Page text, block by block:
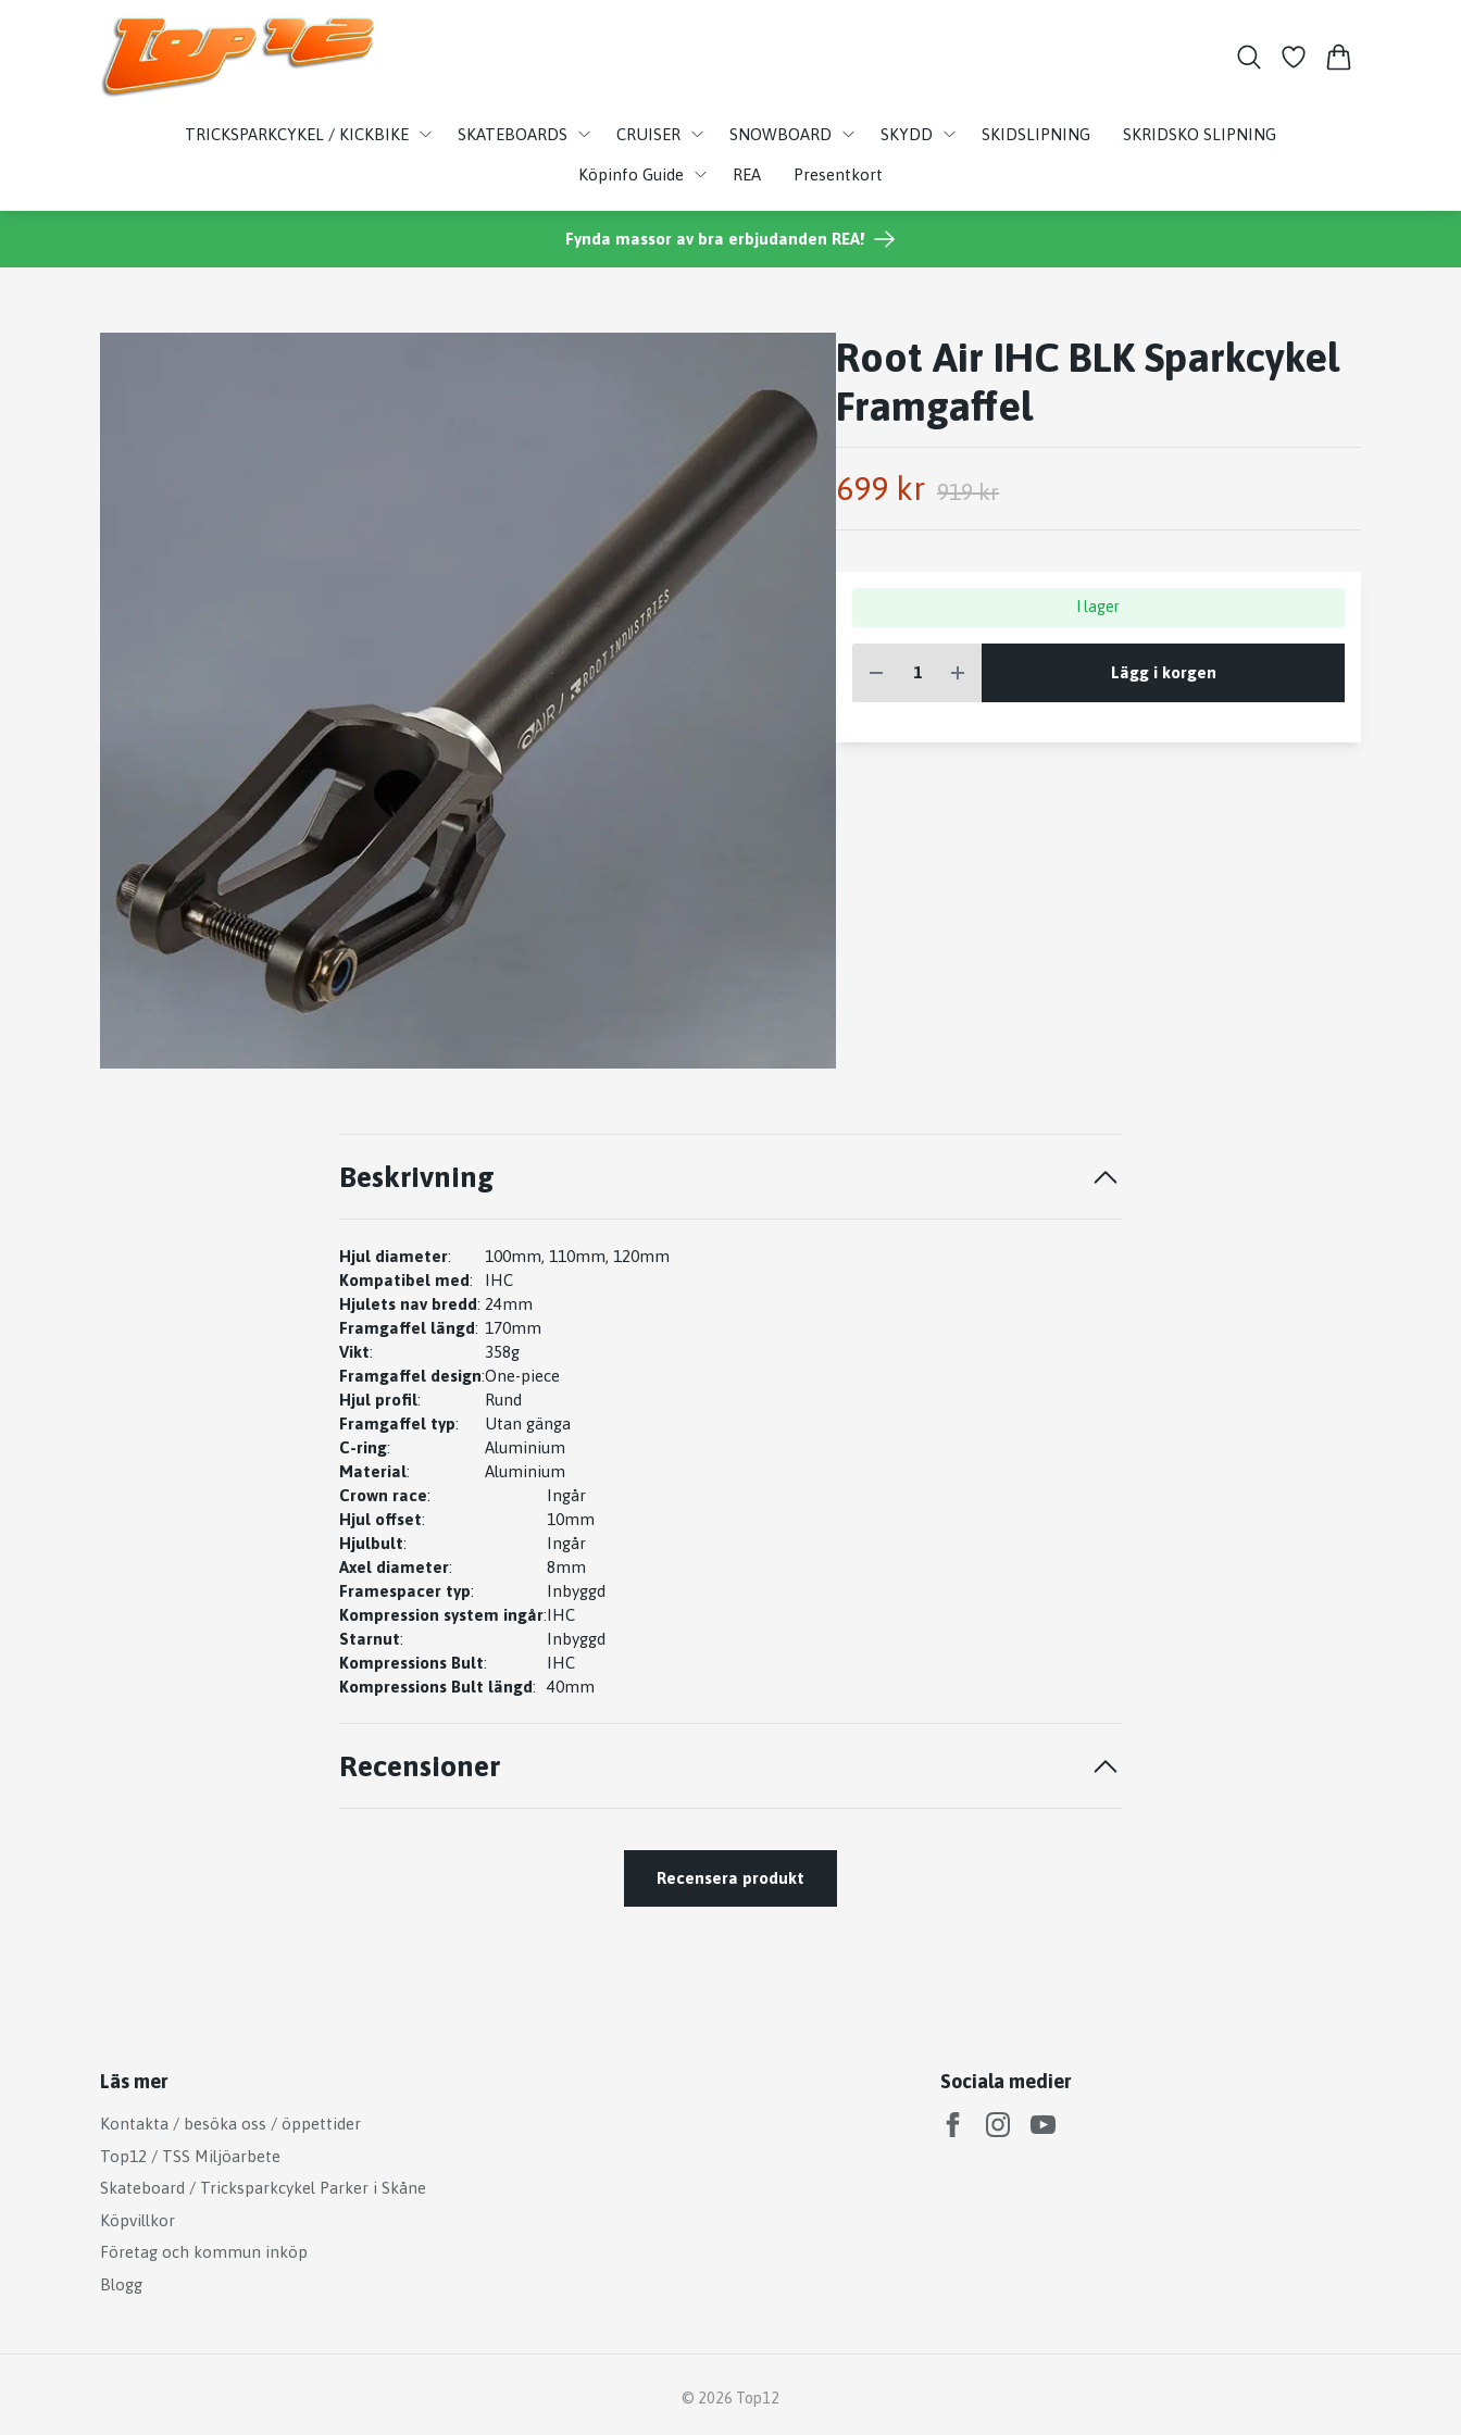
TRICKSPARKCYKEL / KICKBIKE SKATEBOARDS CRUISER SNOWBOARD SKYDD SKIDSLIPNING SKRIDSKO SLIPNING
Köpinfo Guide REA Presentkort
Fynda massor av bra erbjudanden REA!
Root Air IHC BLK Sparkcykel
Framgaffel
699 kr 919 kr
I lager
Lägg i korgen
Beskrivning
Hjul diameter:
100mm, 110mm, 120mm
Kompatibel med:
IHC
Hjulets nav bredd: 24mm
Framgaffel längd: 170mm
Vikt:
358g
Framgaffel design:One-piece
Hjul profil:
Rund
Framgaffel typ:
Utan gänga
C-ring:
Aluminium
Material:
Aluminium
Crown race:
Ingår
Hjul offset:
10mm
Hjulbult:
Ingår
Axel diameter:
8mm
Framespacer typ:
Inbyggd
Kompression system ingår:IHC
Starnut:
Inbyggd
Kompressions Bult:
IHC
Kompressions Bult längd: 40mm
Recensioner
Recensera produkt
Läs mer
Kontakta / besöka oss / öppettider
Top12 / TSS Miljöarbete
Skateboard / Tricksparkcykel Parker i Skåne
Köpvillkor
Företag och kommun inköp
Blogg
Sociala medier
© 2026 Top12